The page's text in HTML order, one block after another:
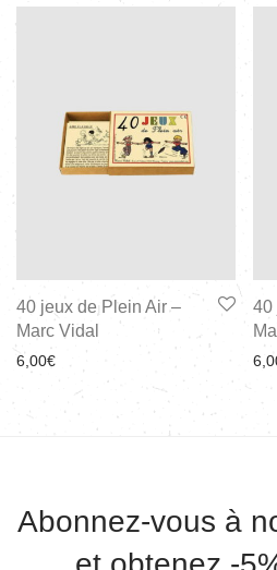
40 jeux de Plein Air –
Marc Vidal
6,00€
40
Abonnez-vous à